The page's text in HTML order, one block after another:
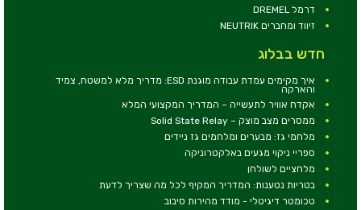
דרמל DREMEL
זיווד ומחברים NEUTRIK
חדש בבלוג
איך מקימים עמדת עבודה מוגנת ESD: מדריך מלא למשטח, צמיד
והארקה
אקדח אוויר לתעשייה – המדריך המקצועי המלא
ממסרים מצב מוצק – Solid State Relay
מלחמי גז: מבערים ומלחמים גז ניידים
ספריי ניקוי מגעים באלקטרוניקה
מלחציים לשולחן
בטריות נטענות: המדריך המקיף לכל מה שצריך לדעת
טכומטר דיגיטלי - מודד מהירות סיבוב